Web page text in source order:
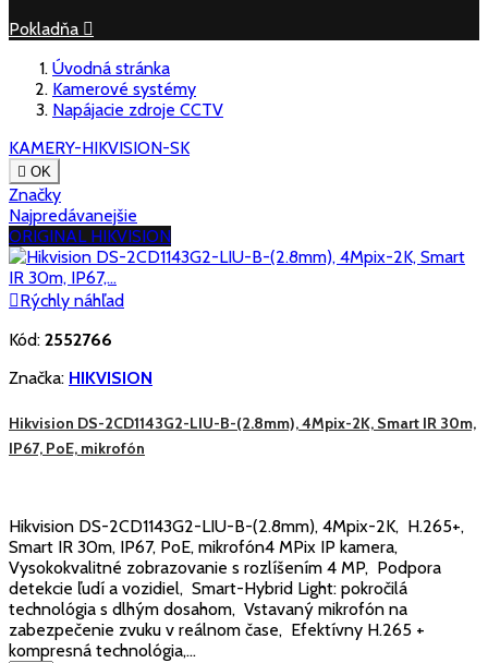
Pokladňa 
Úvodná stránka
Kamerové systémy
Napájacie zdroje CCTV
KAMERY-HIKVISION-SK
 OK
Značky
Najpredávanejšie
ORIGINAL HIKVISION
Rýchly náhľad
Kód: 2552766
Značka: HIKVISION
Hikvision DS-2CD1143G2-LIU-B-(2.8mm), 4Mpix-2K, Smart IR 30m,
IP67, PoE, mikrofón
Hikvision DS-2CD1143G2-LIU-B-(2.8mm), 4Mpix-2K, H.265+,
Smart IR 30m, IP67, PoE, mikrofón4 MPix IP kamera,
Vysokokvalitné zobrazovanie s rozlíšením 4 MP, Podpora
detekcie ľudí a vozidiel, Smart-Hybrid Light: pokročilá
technológia s dlhým dosahom, Vstavaný mikrofón na
zabezpečenie zvuku v reálnom čase, Efektívny H.265 +
kompresná technológia,...